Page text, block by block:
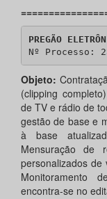
PREGÃO
Nº Processo:
Objeto:
(clipping
de TV e rádio de
gestão de base e
à base
Mensuração de
personalizados
Monitoramento
encontra-se no